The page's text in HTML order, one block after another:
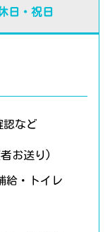
日・祝日
認など
お送り)
給・トイレ